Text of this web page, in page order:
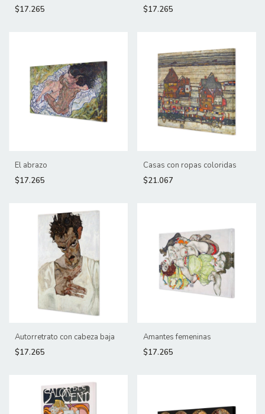
$17.265
$17.265
El abrazo
$17.265
Casas con ropas coloridas
$21.067
Autorretrato con cabeza baja
$17.265
Amantes femeninas
$17.265